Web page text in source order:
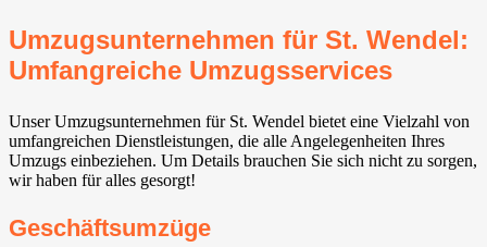
Umzugsunternehmen für St. Wendel:
Umfangreiche Umzugsservices
Unser Umzugsunternehmen für St. Wendel bietet eine Vielzahl von
umfangreichen Dienstleistungen, die alle Angelegenheiten Ihres
Umzugs einbeziehen. Um Details brauchen Sie sich nicht zu sorgen,
wir haben für alles gesorgt!
Geschäftsumzüge